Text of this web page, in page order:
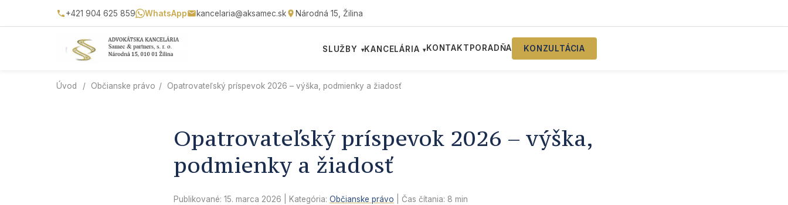
+421 904 625 859 WhatsApp kancelaria@aksamec.sk Národná 15, Žilina
SLUŽBY ▾KANCELÁRIA ▾KONTAKT PORADŇA KONZULTÁCIA
Úvod / Občianske právo / Opatrovateľský príspevok 2026 – výška, podmienky a žiadosť
Opatrovateľský príspevok 2026 – výška,
podmienky a žiadosť
Publikované: 15. marca 2026 | Kategória: Občianske právo | Čas čítania: 8 min